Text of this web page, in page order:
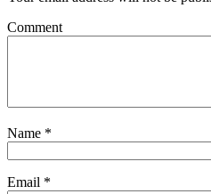
Comment
Name *
Email *